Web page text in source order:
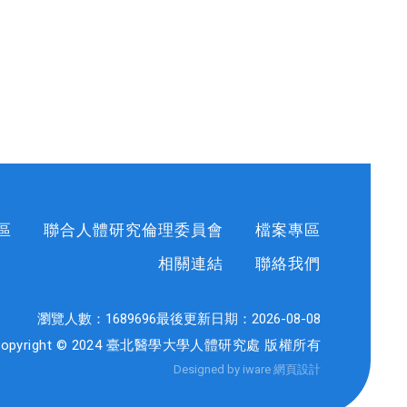
聯合人體研究倫理委員會
檔案專區
相關連結
聯絡我們
瀏覽人數： 1689696最後更新日期： 2026-08-08
© 2024 臺北醫學大學人體研究處 版權所有
Designed by iware 網頁設計